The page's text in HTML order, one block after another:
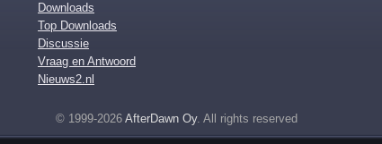
Downloads
Top Downloads
Discussie
Vraag en Antwoord
Nieuws2.nl
© 1999-2026 AfterDawn Oy. All rights reserved